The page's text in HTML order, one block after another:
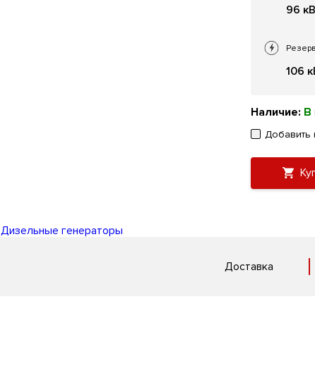
96
106
Наличие: В
Добавить
Дизельные генераторы
Доставка